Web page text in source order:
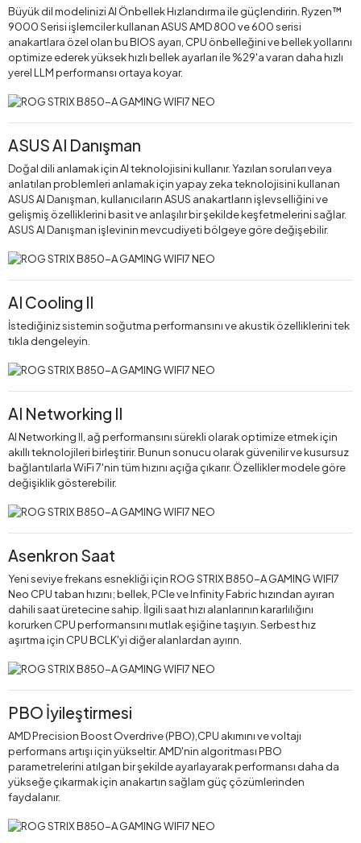
Büyük dil modelinizi AI Önbellek Hızlandırma ile güçlendirin. Ryzen™
9000 Serisi işlemciler kullanan ASUS AMD 800 ve 600 serisi
anakartlara özel olan bu BIOS ayarı, CPU önbelleğini ve bellek yollarını
optimize ederek yüksek hızlı bellek ayarları ile %29'a varan daha hızlı
yerel LLM performansı ortaya koyar.
ASUS AI Danışman
Doğal dili anlamak için AI teknolojisini kullanır. Yazılan soruları veya
anlatılan problemleri anlamak için yapay zeka teknolojisini kullanan
ASUS AI Danışman, kullanıcıların ASUS anakartların işlevselliğini ve
gelişmiş özelliklerini basit ve anlaşılır bir şekilde keşfetmelerini sağlar.
ASUS AI Danışman işlevinin mevcudiyeti bölgeye göre değişebilir.
AI Cooling II
İstediğiniz sistemin soğutma performansını ve akustik özelliklerini tek
tıkla dengeleyin.
AI Networking II
AI Networking II, ağ performansını sürekli olarak optimize etmek için
akıllı teknolojileri birleştirir. Bunun sonucu olarak güvenilir ve kusursuz
bağlantılarla WiFi 7'nin tüm hızını açığa çıkarır. Özellikler modele göre
değişiklik gösterebilir.
Asenkron Saat
Yeni seviye frekans esnekliği için ROG STRIX B850-A GAMING WIFI7
Neo CPU taban hızını; bellek, PCIe ve Infinity Fabric hızından ayıran
dahili saat üretecine sahip. İlgili saat hızı alanlarının kararlılığını
korurken CPU performansını mutlak eşiğine taşıyın. Serbest hız
aşırtma için CPU BCLK'yi diğer alanlardan ayırın.
PBO İyileştirmesi
AMD Precision Boost Overdrive (PBO),CPU akımını ve voltajı
performans artışı için yükseltir. AMD'nin algoritması PBO
parametrelerini atılgan bir şekilde ayarlayarak performansı daha da
yükseğe çıkarmak için anakartın sağlam güç çözümlerinden
faydalanır.